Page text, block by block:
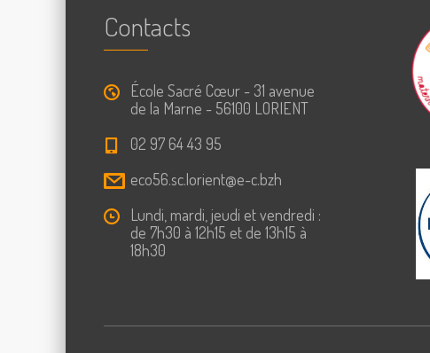
Contacts
École Sacré Cœur - 31 avenue
de la Marne - 56100 LORIENT
02 97 64 43 95
eco56.sc.lorient@e-c.bzh
Lundi, mardi, jeudi et vendredi :
de 7h30 à 12h15 et de 13h15 à
18h30